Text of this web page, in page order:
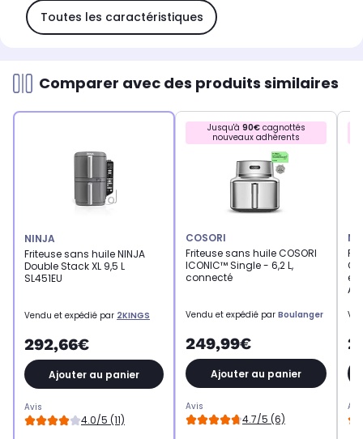
Toutes les caractéristiques
Comparer avec des produits similaires
NINJA
Friteuse sans huile NINJA
Double Stack XL 9,5 L
SL451EU
Vendu et expédié par 2KINGS
292,66€
Ajouter au panier
Avis
4.0/5 (11)
Jusqu'à 90€cagnottés
nouveaux adhérents
COSORI
Friteuse sans huile COSORI
ICONIC™ Single - 6,2 L,
connecté
Vendu et expédié par Boulanger
249,99€
Ajouter au panier
Avis
4.7/5 (6)
en